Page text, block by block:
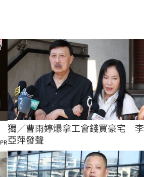
PR
獨／曹雨婷爆拿工會錢買豪宅　李
亞萍發聲